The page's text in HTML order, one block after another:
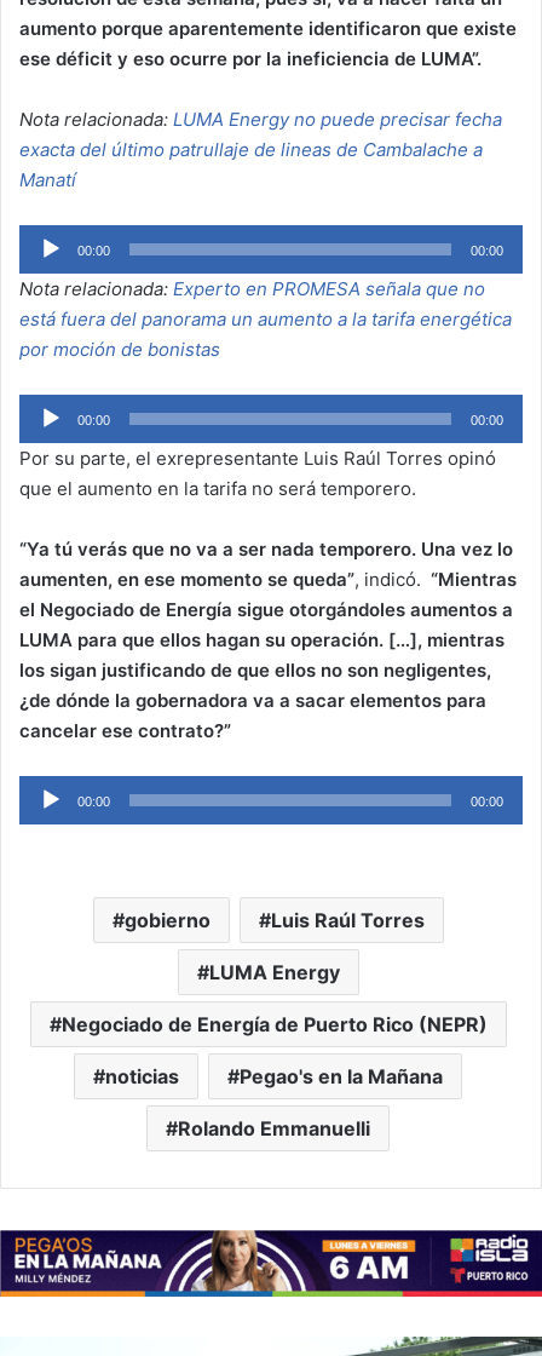
aumento porque aparentemente identificaron que existe
ese déficit y eso ocurre por la ineficiencia de LUMA”.
Nota relacionada: LUMA Energy no puede precisar fecha
exacta del último patrullaje de lineas de Cambalache a
Manatí
Audio
Player
00:00 00:00
Nota relacionada: Experto en PROMESA señala que no
está fuera del panorama un aumento a la tarifa energética
por moción de bonistas
Audio
Player
00:00 00:00
Por su parte, el exrepresentante Luis Raúl Torres opinó
que el aumento en la tarifa no será temporero.
“Ya tú verás que no va a ser nada temporero. Una vez lo
aumenten, en ese momento se queda”, indicó. “Mientras
el Negociado de Energía sigue otorgándoles aumentos a
LUMA para que ellos hagan su operación. […], mientras
los sigan justificando de que ellos no son negligentes,
¿de dónde la gobernadora va a sacar elementos para
cancelar ese contrato?”
Audio
Player
00:00 00:00
gobierno Luis Raúl Torres
LUMA Energy
Negociado de Energía de Puerto Rico (NEPR)
noticias Pegao's en la Mañana
Rolando Emmanuelli